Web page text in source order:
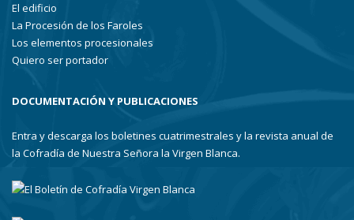
El edificio
La Procesión de los Faroles
Los elementos procesionales
Quiero ser portador
DOCUMENTACIÓN Y PUBLICACIONES
Entra y descarga los boletines cuatrimestrales y la revista anual de
la Cofradía de Nuestra Señora la Virgen Blanca.